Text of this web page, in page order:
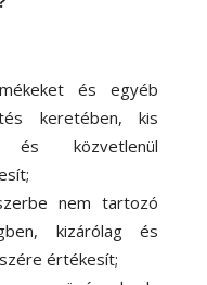
és egyéb
keretében, kis
és közvetlenül
nem tartozó
kizárólag és
értékesít;